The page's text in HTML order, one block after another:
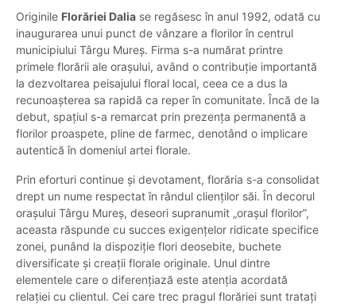
Originile Florăriei Dalia se regăsesc în anul 1992, odată cu
inaugurarea unui punct de vânzare a florilor în centrul
municipiului Târgu Mureș. Firma s-a numărat printre
primele florării ale orașului, având o contribuție importantă
la dezvoltarea peisajului floral local, ceea ce a dus la
recunoașterea sa rapidă ca reper în comunitate. Încă de la
debut, spațiul s-a remarcat prin prezența permanentă a
florilor proaspete, pline de farmec, denotând o implicare
autentică în domeniul artei florale.
Prin eforturi continue și devotament, florăria s-a consolidat
drept un nume respectat în rândul clienților săi. În decorul
orașului Târgu Mureș, deseori supranumit „orașul florilor”,
aceasta răspunde cu succes exigențelor ridicate specifice
zonei, punând la dispoziție flori deosebite, buchete
diversificate și creații florale originale. Unul dintre
elementele care o diferențiază este atenția acordată
relației cu clientul. Cei care trec pragul florăriei sunt tratați